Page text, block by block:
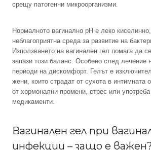
срещу патогенни микроорганизми.
Нормалното вагинално pH е леко
неблагоприятна среда за развитие на
Използването на вагинален гел помага да
запази този баланс. Особено след лечение
периоди на дискомфорт. Гелът е
жени, които страдат от сухота в интимната
от хормонални промени, стрес или
медикаменти.
Вагинален гел при
инфекции – защо е важен?